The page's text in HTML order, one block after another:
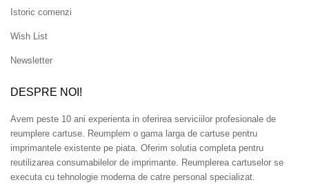
Istoric comenzi
Wish List
Newsletter
DESPRE NOI!
Avem peste 10 ani experienta in oferirea serviciilor profesionale de
reumplere cartuse. Reumplem o gama larga de cartuse pentru
imprimantele existente pe piata. Oferim solutia completa pentru
reutilizarea consumabilelor de imprimante. Reumplerea cartuselor se
executa cu tehnologie moderna de catre personal specializat.